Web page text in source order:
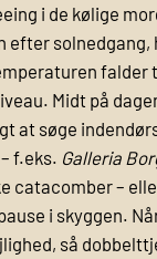
i de kølige
efter
falder
Midt på
at søge
f.eks. Galleria
catacomber –
i skyggen.
så